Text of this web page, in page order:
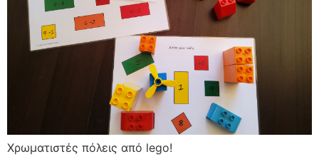
Χρωματιστές πόλεις από lego!